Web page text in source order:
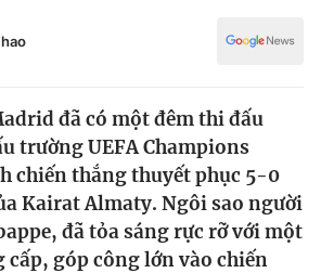
đã có một đêm thi đấu
trường UEFA Champions
chiến thắng thuyết phục 5-0
Kairat Almaty. Ngôi sao người
đã tỏa sáng rực rỡ với một
góp công lớn vào chiến